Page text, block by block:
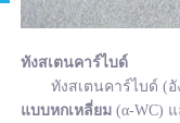
ทังสเตนคาร์ไบด์
ทังสเตนคาร์ไบด์ (อังก
แบบหกเหลี่ยม (α-WC) แ